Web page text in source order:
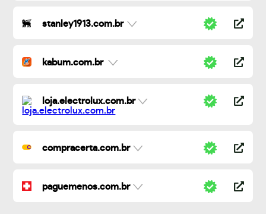
stanley1913.com.br
kabum.com.br
loja.electrolux.com.br
compracerta.com.br
paguemenos.com.br